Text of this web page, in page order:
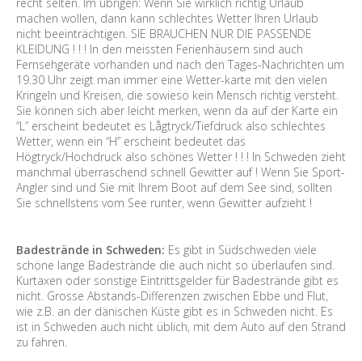
machen wollen, dann kann schlechtes Wetter Ihren Urlaub
nicht beeinträchtigen. SIE BRAUCHEN NUR DIE PASSENDE
KLEIDUNG ! ! ! In den meissten Ferienhäusern sind auch
Fernsehgeräte vorhanden und nach den Tages-Nachrichten um
19.30 Uhr zeigt man immer eine Wetter-karte mit den vielen
Kringeln und Kreisen, die sowieso kein Mensch richtig versteht.
Sie können sich aber leicht merken, wenn da auf der Karte ein
“L” erscheint bedeutet es Lågtryck/Tiefdruck also schlechtes
Wetter, wenn ein “H” erscheint bedeutet das
Högtryck/Hochdruck also schönes Wetter ! ! ! In Schweden zieht
manchmal überraschend schnell Gewitter auf ! Wenn Sie Sport-
Angler sind und Sie mit Ihrem Boot auf dem See sind, sollten
Sie schnellstens vom See runter, wenn Gewitter aufzieht !
Badestrände in Schweden: Es gibt in Südschweden viele
schöne lange Badestrände die auch nicht so überlaufen sind.
Kurtaxen oder sonstige Eintrittsgelder für Badestrände gibt es
nicht. Grosse Abstands-Differenzen zwischen Ebbe und Flut,
wie z.B. an der dänischen Küste gibt es in Schweden nicht. Es
ist in Schweden auch nicht üblich, mit dem Auto auf den Strand
zu fahren.